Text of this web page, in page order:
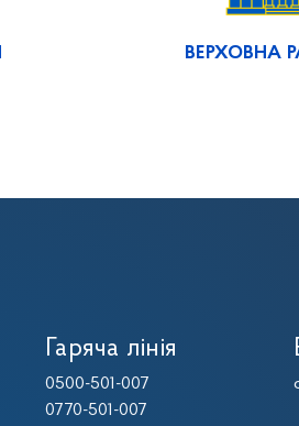
ВЕРХОВНА
Гаряча лінія
0500-501-007
0770-501-007